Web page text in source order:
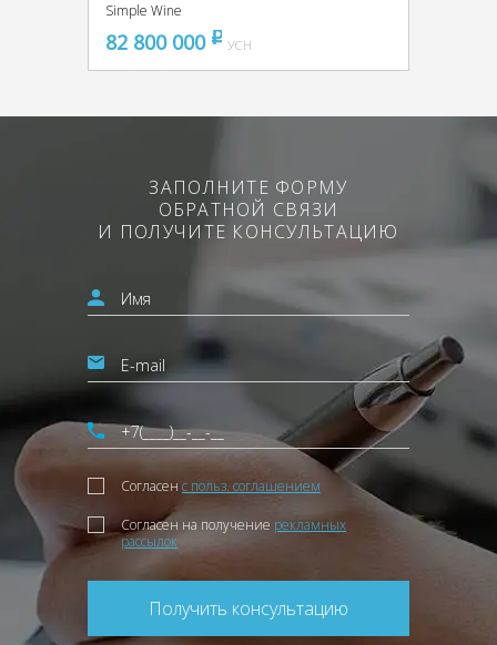
Simple Wine
82 800 000 pуб
УСН
ЗАПОЛНИТЕ ФОРМУ
ОБРАТНОЙ СВЯЗИ
И ПОЛУЧИТЕ КОНСУЛЬТАЦИЮ
Согласен с польз. соглашением
Согласен на получение рекламных
рассылок
Получить консультацию